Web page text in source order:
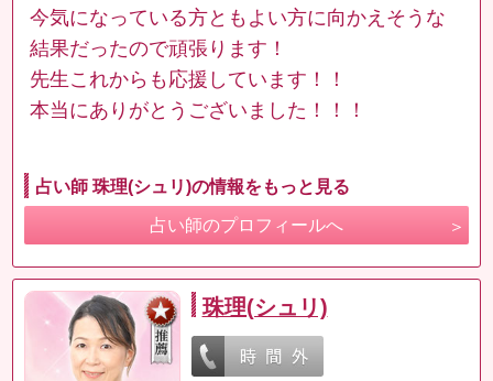
今気になっている方ともよい方に向かえそうな
結果だったので頑張ります！
先生これからも応援しています！！
本当にありがとうございました！！！
占い師 珠理(シュリ)の情報をもっと見る
占い師のプロフィールへ
珠理(シュリ)